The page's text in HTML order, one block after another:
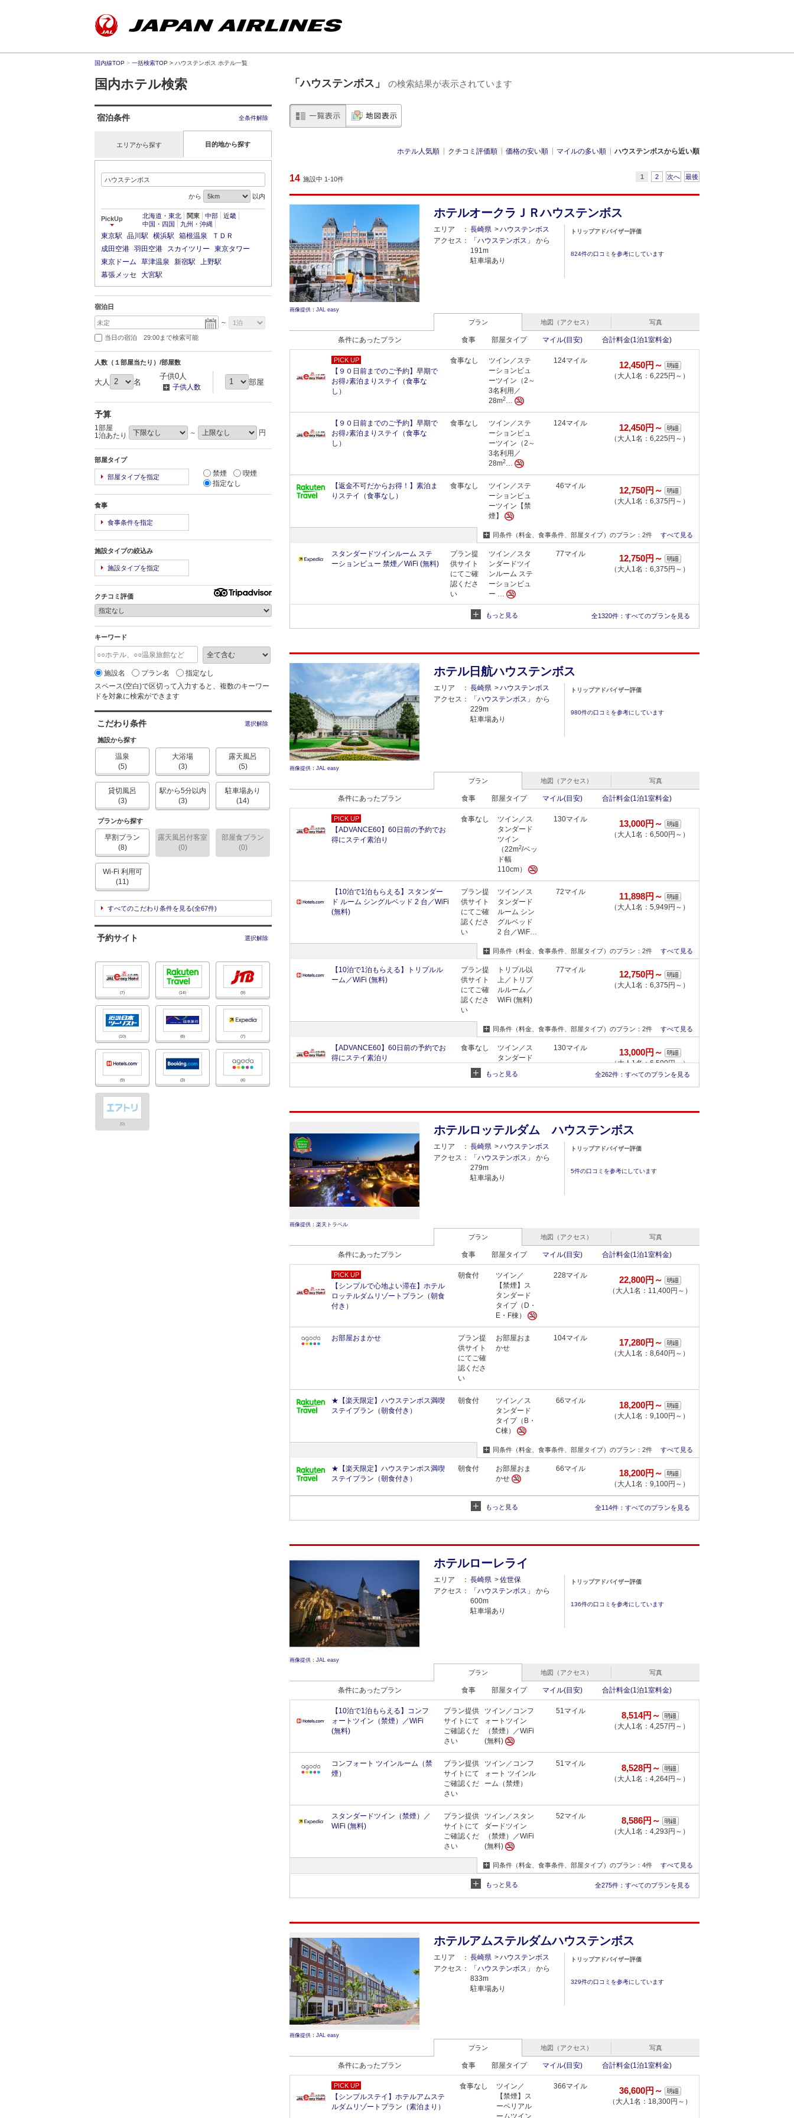
国内線TOP > 一括検索TOP > ハウステンボス ホテル一覧
「ハウステンボス」 の検索結果が表示されています
ホテル人気順 クチコミ評価順 価格の安い順 マイルの多い順 ハウステンボスから近い順
14 施設中 1-10件 1 2 次へ 最後
ホテルオークラＪＲハウステンボス
エリア 長崎県
ハウステンボス
アクセス
「 ハウステンボス 」 から
191m
駐車場あり
トリップアドバイザー評価
824件の口コミを参考にしています
画像提供：JAL easy
プラン 地図（アクセス） 写真
条件にあったプラン 食事 部屋タイプ マイル(目安) 合計料金(1泊1室料金)
PICK UP
【９０日前までのご予約】早期で
お得♪素泊まりステイ（食事な
し）
食事なし
ツイン／ステ
ーションビュ
ーツイン（2～
3名利用／
28m2…
124マイル 12,450円～
（大人1名：6,225円～）
【９０日前までのご予約】早期で
お得♪素泊まりステイ（食事な
し）
食事なし
ツイン／ステ
ーションビュ
ーツイン（2～
3名利用／
28m2…
124マイル 12,450円～
（大人1名：6,225円～）
【返金不可だからお得！】素泊ま
りステイ（食事なし）
食事なし
ツイン／ステ
ーションビュ
ーツイン【禁
煙】
46マイル 12,750円～
（大人1名：6,375円～）
同条件（料金、食事条件、部屋タイプ）のプラン：2件 すべて見る
スタンダードツインルーム ステ
ーションビュー 禁煙／WiFi (無料)
プラン提
供サイト
にてご確
認くださ
い
ツイン／スタ
ンダードツイ
ンルーム ステ
ーションビュ
ー …
77マイル 12,750円～
（大人1名：6,375円～）
同条件（料金、食事条件、部屋タイプ）のプラン：4件 すべて見る
もっと見る 全1320件： すべてのプランを見る
ホテル日航ハウステンボス
エリア 長崎県
ハウステンボス
アクセス
「 ハウステンボス 」 から
229m
駐車場あり
トリップアドバイザー評価
980件の口コミを参考にしています
画像提供：JAL easy
プラン 地図（アクセス） 写真
条件にあったプラン 食事 部屋タイプ マイル(目安) 合計料金(1泊1室料金)
PICK UP
【ADVANCE60】60日前の予約でお
得にステイ素泊り
食事なし
ツイン／ス
タンダード
ツイン
（22m2/ベッ
ド幅
110cm）
130マイル 13,000円～
（大人1名：6,500円～）
【10泊で1泊もらえる】スタンダー
ド ルーム シングルベッド 2 台／WiFi
(無料)
プラン提
供サイト
にてご確
認くださ
い
ツイン／ス
タンダード
ルーム シン
グルベッド
2 台／WiF…
72マイル 11,898円～
（大人1名：5,949円～）
同条件（料金、食事条件、部屋タイプ）のプラン：2件 すべて見る
【10泊で1泊もらえる】トリプルル
ーム／WiFi (無料)
プラン提
供サイト
にてご確
認くださ
い
トリプル以
上／トリプ
ルルーム／
WiFi (無料)
77マイル 12,750円～
（大人1名：6,375円～）
同条件（料金、食事条件、部屋タイプ）のプラン：2件 すべて見る
【ADVANCE60】60日前の予約でお
得にステイ素泊り
食事なし
ツイン／ス
タンダード
（22m
ド幅
130マイル 13,000円～
（大人1名：6,500円～）
もっと見る 全262件： すべてのプランを見る
ホテルロッテルダム ハウステンボス
エリア 長崎県
ハウステンボス
アクセス
「 ハウステンボス 」 から
279m
駐車場あり
トリップアドバイザー評価
5件の口コミを参考にしています
画像提供：楽天トラベル
プラン 地図（アクセス） 写真
条件にあったプラン 食事 部屋タイプ マイル(目安) 合計料金(1泊1室料金)
PICK UP
【シンプルで心地よい滞在】ホテル
ロッテルダムリゾートプラン（朝食
付き）
朝食付
ツイン／
【禁煙】ス
タンダード
タイプ（D・
E・F棟）
228マイル 22,800円～
（大人1名：11,400円～）
お部屋おまかせ
プラン提
供サイト
にてご確
認くださ
い
お部屋おま
かせ
104マイル 17,280円～
（大人1名：8,640円～）
★【楽天限定】ハウステンボス満喫
ステイプラン（朝食付き）
朝食付
ツイン／ス
タンダード
タイプ（B・
C棟）
66マイル 18,200円～
（大人1名：9,100円～）
同条件（料金、食事条件、部屋タイプ）のプラン：2件 すべて見る
★【楽天限定】ハウステンボス満喫
ステイプラン（朝食付き）
朝食付
お部屋おま
かせ
66マイル 18,200円～
（大人1名：9,100円～）
もっと見る 全114件： すべてのプランを見る
ホテルローレライ
エリア 長崎県
佐世保
アクセス
「 ハウステンボス 」 から
600m
駐車場あり
トリップアドバイザー評価
136件の口コミを参考にしています
画像提供：JAL easy
プラン 地図（アクセス） 写真
条件にあったプラン 食事 部屋タイプ マイル(目安) 合計料金(1泊1室料金)
【10泊で1泊もらえる】コンフ
ォートツイン（禁煙）／WiFi
(無料)
プラン提供
サイトにて
ご確認くだ
さい
ツイン／コンフ
ォートツイン
（禁煙）／WiFi
(無料)
51マイル 8,514円～
（大人1名：4,257円～）
コンフォート ツインルーム（禁
煙）
プラン提供
サイトにて
ご確認くだ
さい
ツイン／コンフ
ォート ツインル
ーム（禁煙）
51マイル 8,528円～
（大人1名：4,264円～）
スタンダードツイン（禁煙）／
WiFi (無料)
プラン提供
サイトにて
ご確認くだ
さい
ツイン／スタン
ダードツイン
（禁煙）／WiFi
(無料)
52マイル 8,586円～
（大人1名：4,293円～）
同条件（料金、食事条件、部屋タイプ）のプラン：4件 すべて見る
もっと見る 全275件： すべてのプランを見る
ホテルアムステルダムハウステンボス
エリア 長崎県
ハウステンボス
アクセス
「 ハウステンボス 」 から
833m
駐車場あり
トリップアドバイザー評価
329件の口コミを参考にしています
画像提供：JAL easy
プラン 地図（アクセス） 写真
条件にあったプラン 食事 部屋タイプ マイル(目安) 合計料金(1泊1室料金)
PICK UP
【シンプルステイ】ホテルアムステ
ルダムリゾートプラン（素泊まり）
食事なし
ツイン／
【禁煙】ス
ーペリアル
ームツイン
366マイル 36,600円～
（大人1名：18,300円～）
国内ホテル検索
宿泊条件 全条件解除
エリアから探す 目的地から探す
から 以内
PickUp 北海道・東北 関東 中部
近畿
中国・四国
九州・沖縄
東京駅 品川駅 横浜駅 箱根温泉
ＴＤＲ
成田空港 羽田空港 スカイツリー
東京タワー
東京ドーム
草津温泉 新宿駅
上野駅
幕張メッセ
大宮駅
宿泊日
～
当日の宿泊 29:00まで検索可能
人数（１部屋当たり）/部屋数
大人 名
子供0人
子供人数
部屋
予算
1部屋
1泊あたり
～ 円
部屋タイプ
部屋タイプを指定 禁煙
喫煙
指定なし
食事
食事条件を指定
施設タイプの絞込み
施設タイプを指定
クチコミ評価
キーワード
施設名 プラン名
指定なし
スペース(空白)で区切って入力すると、複数のキーワー
ドを対象に検索ができます
こだわり条件 選択解除
施設から探す
温泉
(5)
大浴場
(3)
露天風呂
(5)
貸切風呂
(3)
駅から5分以内
(3)
駐車場あり
(14)
プランから探す
早割プラン
(8)
露天風呂付客室
(0)
部屋食プラン
(0)
Wi-Fi 利用可
(11)
すべてのこだわり条件を見る(全67件)
予約サイト 選択解除
(7) (14) (9)
(10) (8) (7)
(9) (3) (4)
(0)